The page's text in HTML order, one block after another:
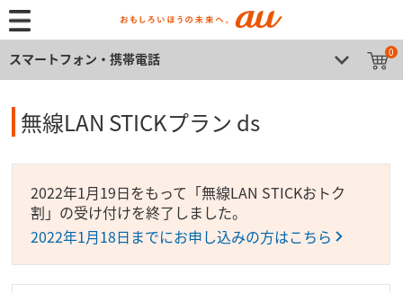
スマートフォン・携帯電話 0
無線LAN STICKプラン ds
2022年1月19日をもって「無線LAN STICKおトク
割」の受け付けを終了しました。
2022年1月18日までにお申し込みの方はこちら